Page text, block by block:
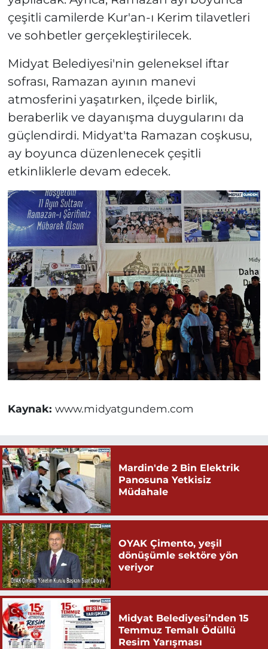
çeşitli camilerde Kur'an-ı Kerim tilavetleri
ve sohbetler gerçekleştirilecek.
Midyat Belediyesi'nin geleneksel iftar
sofrası, Ramazan ayının manevi
atmosferini yaşatırken, ilçede birlik,
beraberlik ve dayanışma duygularını da
güçlendirdi. Midyat'ta Ramazan coşkusu,
ay boyunca düzenlenecek çeşitli
etkinliklerle devam edecek.
Kaynak: www.midyatgundem.com
Mardin'de 2 Bin Elektrik
Panosuna Yetkisiz
Müdahale
OYAK Çimento, yeşil
dönüşümle sektöre yön
veriyor
Midyat Belediyesi’nden 15
Temmuz Temalı Ödüllü
Resim Yarışması